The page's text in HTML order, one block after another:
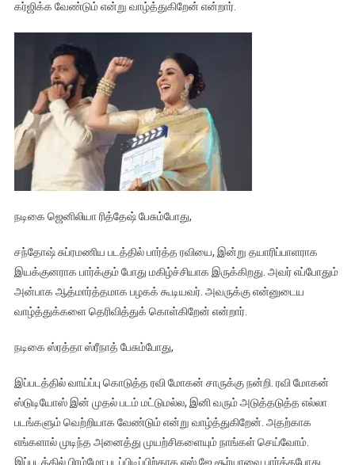
கர்ஜிக்க வேண்டும் என்று வாழ்த்துகிறேன் என்றார்.
நடிகை ஜெனிலியா ரித்தேஷ் பேசும்போது,
சந்தோஷ் சுப்ரமணிய படத்தில் பார்த்த ரவியை, இன்று தயாரிப்பாளராக
இயக்குனராக பார்க்கும் போது மகிழ்ச்சியாக இருக்கிறது. அவர் எப்போதும்
அன்பாக ஆத்மார்த்தமாக பழகக் கூடியவர். அவருக்கு என்னுடைய
வாழ்த்துக்களை தெரிவித்துக் கொள்கிறேன் என்றார்.
நடிகை ஸ்ரத்தா ஸ்ரீநாத் பேசும்போது,
இப்படத்தில் வாய்ப்பு கொடுத்த ரவி மோகன் சாருக்கு நன்றி. ரவி மோகன்
ஸ்டுடியோஸ் இன் முதல் படம் மட்டுமல்ல, இனி வரும் அடுத்தடுத்த எல்லா
படங்களும் வெற்றியாக வேண்டும் என்று வாழ்த்துகிறேன். அதற்காக
எங்களால் முடிந்த அனைத்து முயற்சிகளையும் நாங்கள் செய்வோம்.
இப்படத்தில் பிரம்மோ படப்பிடிப்பிற்காக எஸ்.ஜே சூர்யாவை பார்த்தபோது